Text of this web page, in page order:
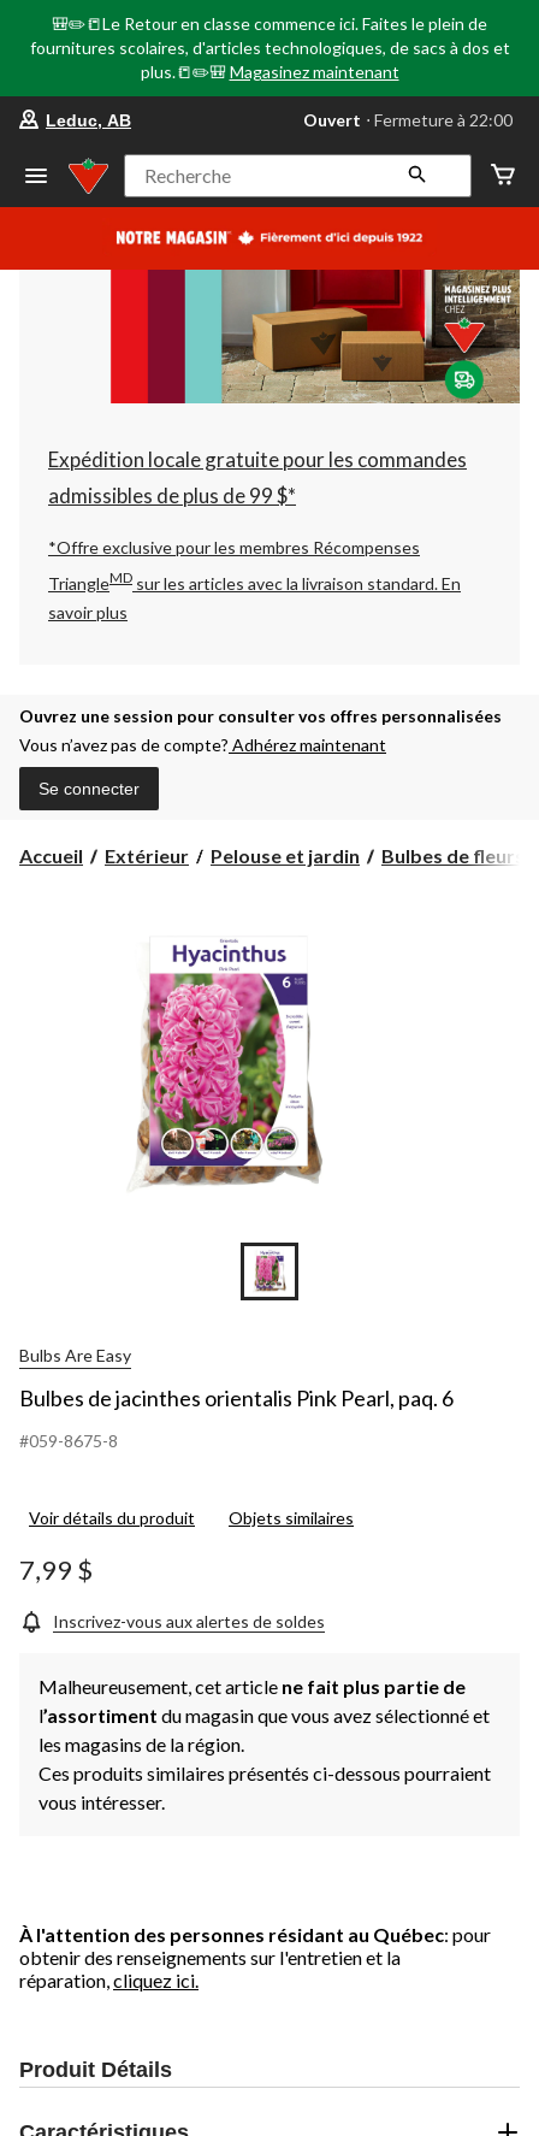
🎒✏️📒Le Retour en classe commence ici. Faites le plein de
fournitures scolaires, d'articles technologiques, de sacs à dos et
plus.📒✏️🎒 Magasinez maintenant
votre
préféré
Leduc,
AB,
courament
Fermeture
à
22:00
cliquer
pour
changer
Leduc, AB Ouvert ⋅ Fermeture à 22:00
Recherche
Expédition locale gratuite pour les commandes
admissibles de plus de 99 $*
*Offre exclusive pour les membres Récompenses
TriangleMD sur les articles avec la livraison standard.En
savoir plus
Ouvrez une session pour consulter vos offres personnalisées
Vous n’avez pas de compte? Adhérez maintenant
Se connecter
Accueil Extérieur Pelouse et jardin Bulbes de fleurs,
Bulbs Are Easy
Bulbes de jacinthes orientalis Pink Pearl, paq. 6
#059-8675-8
Voir détails du produit Objets similaires
7,99 $
Inscrivez-vous aux alertes de soldes
Malheureusement, cet article ne fait plus partie de
l’assortiment du magasin que vous avez sélectionné et
les magasins de la région.
Ces produits similaires présentés ci-dessous pourraient
vous intéresser.
À l'attention des personnes résidant au Québec: pour
obtenir des renseignements sur l'entretien et la
réparation, cliquez ici.
Produit Détails